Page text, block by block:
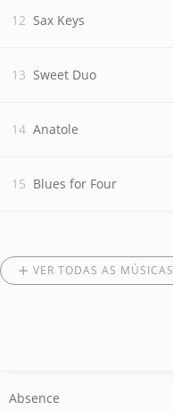
Sax Keys
Sweet Duo
Anatole
Blues for Four
VER TODAS AS MÚSICAS
Absence